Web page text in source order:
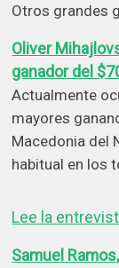
Otros grandes
Oliver
ganador del
Actualmente
mayores
Macedonia del
habitual en los
Lee la
Samuel